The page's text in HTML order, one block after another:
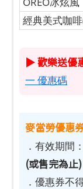
經典美式咖
▶ 歡樂送優
一 優惠碼
麥當勞優惠
．有效期間：
(或售完為止)
．優惠券不